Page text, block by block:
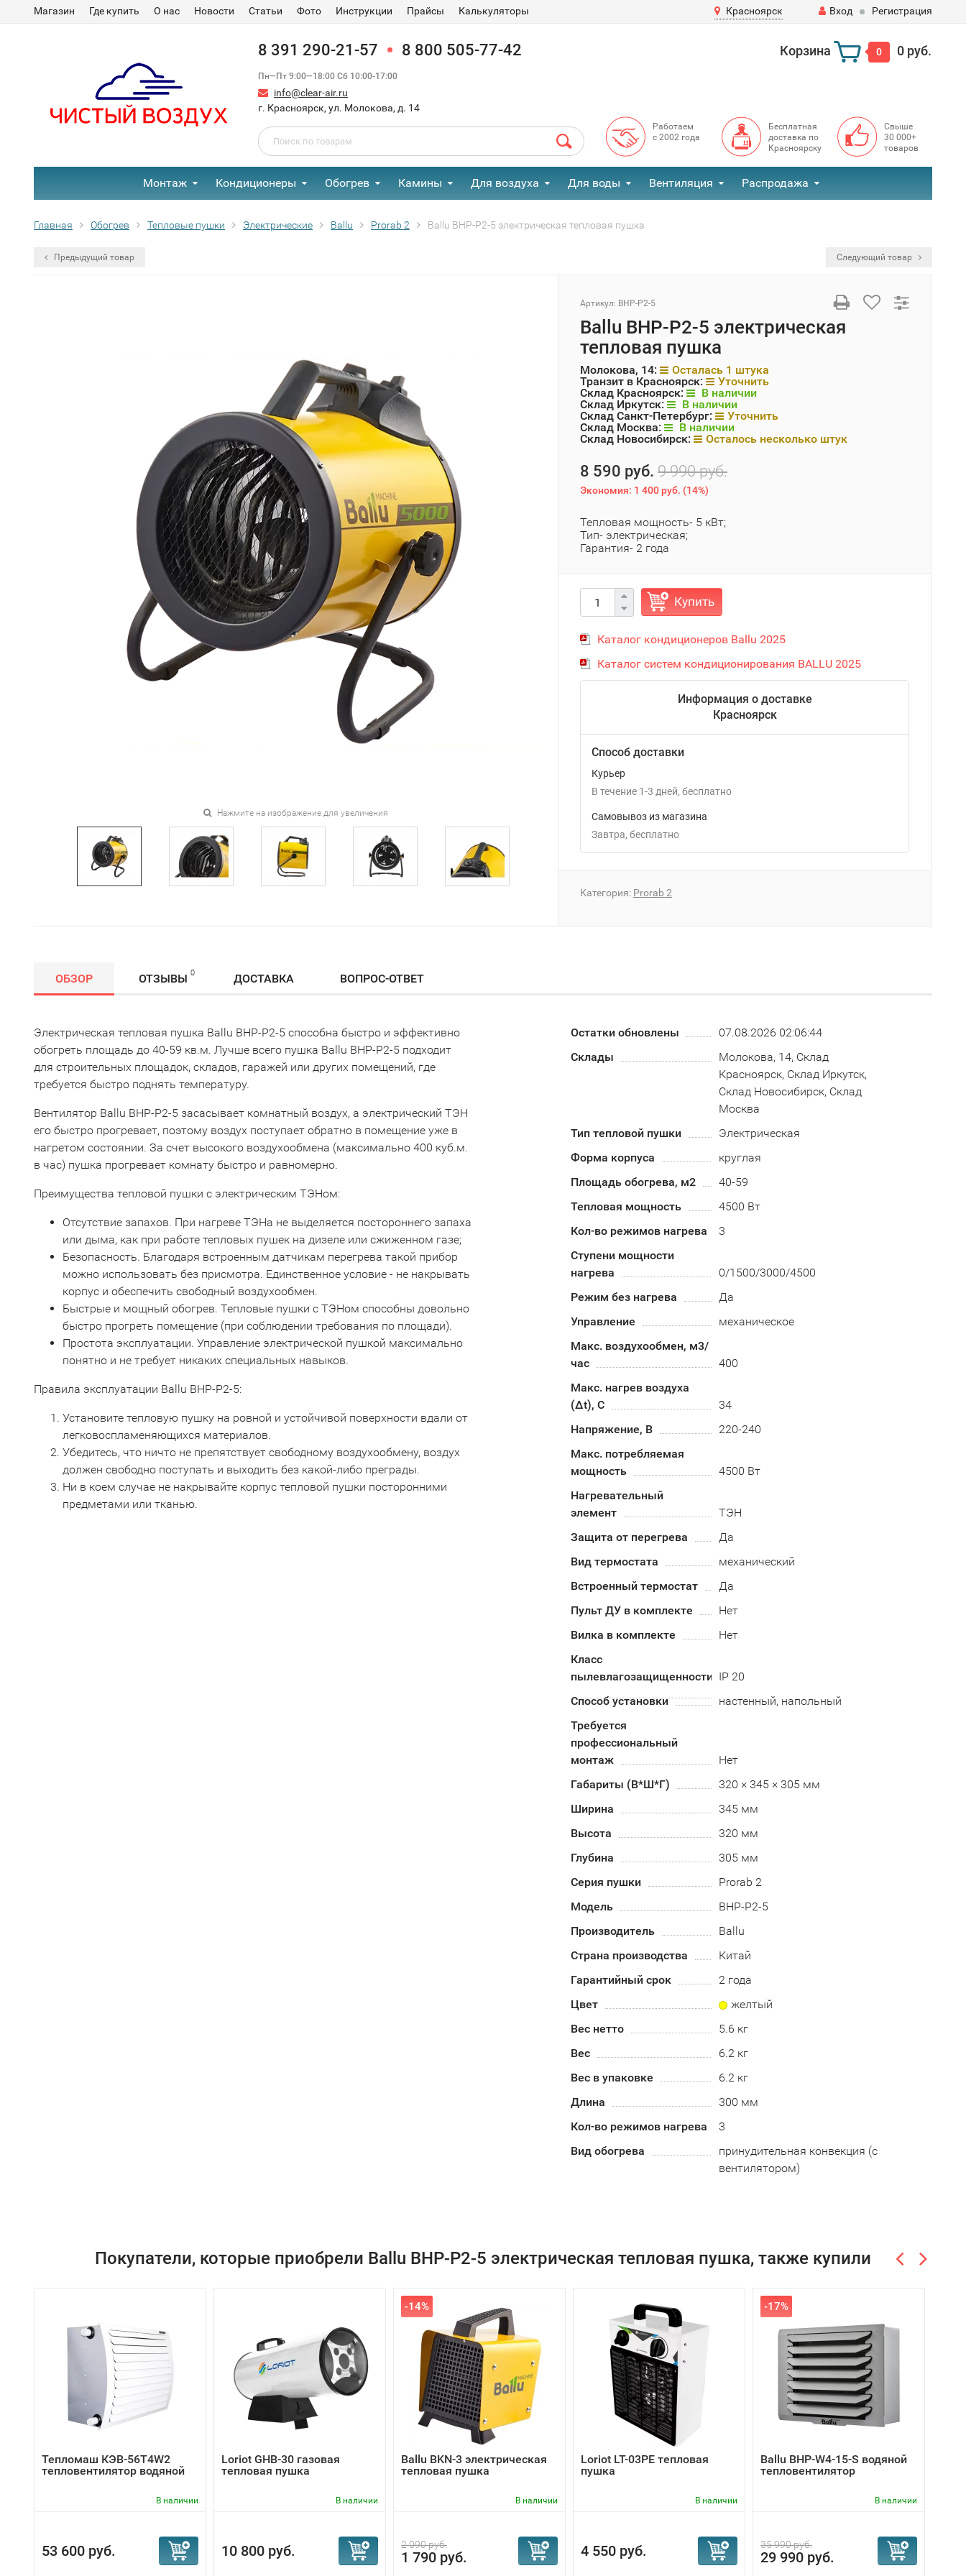
Магазин Где купить О нас Новости Статьи Фото Инструкции Прайсы Калькуляторы Красноярск Вход Регистрация
8 391 290-21-57 8 800 505-77-42
Пн—Пт 9:00—18:00 Сб 10:00-17:00
info@clear-air.ru
г. Красноярск, ул. Молокова, д. 14
Корзина 0 0 руб.
Работаем
с 2002 года
Бесплатная
доставка по
Красноярску
Свыше
30 000+
товаров
Монтаж Кондиционеры Обогрев Камины Для воздуха Для воды Вентиляция Распродажа
Главная Обогрев Тепловые пушки Электрические Ballu Prorab 2 Ballu BНР-P2-5 электрическая тепловая пушка
Предыдущий товар Следующий товар
Нажмите на изображение для увеличения
Артикул: BHP-P2-5
Ballu BНР-P2-5 электрическая
тепловая пушка
Молокова, 14:
Осталась 1 штука
Транзит в Красноярск:
Уточнить
Склад Красноярск:
В наличии
Склад Иркутск:
В наличии
Склад Санкт-Петербург:
Уточнить
Склад Москва:
В наличии
Склад Новосибирск:
Осталось несколько штук
8 590 руб. 9 990 руб.
Экономия: 1 400 руб. (14%)
Тепловая мощность- 5 кВт;
Тип- электрическая;
Гарантия- 2 года
Купить
Каталог кондиционеров Ballu 2025
Каталог систем кондиционирования BALLU 2025
Информация о доставке
Красноярск
Способ доставки
Курьер
В течение 1-3 дней Бесплатно
Самовывоз из магазина
Завтра
Бесплатно
Категория: Prorab 2
ОБЗОР ОТЗЫВЫ 0 ДОСТАВКА ВОПРОС-ОТВЕТ
Электрическая тепловая пушка Ballu BHP-P2-5 способна быстро и эффективно
обогреть площадь до 40-59 кв.м. Лучше всего пушка Ballu BHP-P2-5 подходит
для строительных площадок, складов, гаражей или других помещений, где
требуется быстро поднять температуру.
Вентилятор Ballu BHP-P2-5 засасывает комнатный воздух, а электрический ТЭН
его быстро прогревает, поэтому воздух поступает обратно в помещение уже в
нагретом состоянии. За счет высокого воздухообмена (максимально 400 куб.м.
в час) пушка прогревает комнату быстро и равномерно.
Преимущества тепловой пушки с электрическим ТЭНом:
Отсутствие запахов. При нагреве ТЭНа не выделяется постороннего запаха
или дыма, как при работе тепловых пушек на дизеле или сжиженном газе;
Безопасность. Благодаря встроенным датчикам перегрева такой прибор
можно использовать без присмотра. Единственное условие - не накрывать
корпус и обеспечить свободный воздухообмен.
Быстрые и мощный обогрев. Тепловые пушки с ТЭНом способны довольно
быстро прогреть помещение (при соблюдении требования по площади).
Простота эксплуатации. Управление электрической пушкой максимально
понятно и не требует никаких специальных навыков.
Правила эксплуатации Ballu BHP-P2-5:
Установите тепловую пушку на ровной и устойчивой поверхности вдали от
легковоспламеняющихся материалов.
Убедитесь, что ничто не препятствует свободному воздухообмену, воздух
должен свободно поступать и выходить без какой-либо преграды.
Ни в коем случае не накрывайте корпус тепловой пушки посторонними
предметами или тканью.
Остатки обновлены
07.08.2026 02:06:44
Склады
Молокова, 14, Склад
Красноярск, Склад Иркутск,
Склад Новосибирск, Склад
Москва
Тип тепловой пушки
Электрическая
Форма корпуса
круглая
Площадь обогрева, м2
40-59
Тепловая мощность
4500 Вт
Кол-во режимов нагрева
3
Ступени мощности
нагрева
0/1500/3000/4500
Режим без нагрева
Да
Управление
механическое
Макс. воздухообмен, м3/
час
400
Макс. нагрев воздуха
(Δt), C
34
Напряжение, В
220-240
Макс. потребляемая
мощность
4500 Вт
Нагревательный
элемент
ТЭН
Защита от перегрева
Да
Вид термостата
механический
Встроенный термостат
Да
Пульт ДУ в комплекте
Нет
Вилка в комплекте
Нет
Класс
пылевлагозащищенности IP 20
Способ установки
настенный, напольный
Требуется
профессиональный
монтаж
Нет
Габариты (В*Ш*Г)
320 × 345 × 305 мм
Ширина
345 мм
Высота
320 мм
Глубина
305 мм
Серия пушки
Prorab 2
Модель
BНР-P2-5
Производитель
Ballu
Страна производства
Китай
Гарантийный срок
2 года
Цвет
желтый
Вес нетто
5.6 кг
Вес
6.2 кг
Вес в упаковке
6.2 кг
Длина
300 мм
Кол-во режимов нагрева
3
Вид обогрева
принудительная конвекция (с
вентилятором)
Покупатели, которые приобрели Ballu BНР-P2-5 электрическая тепловая пушка, также купили
Тепломаш КЭВ-56T4W2
тепловентилятор водяной
В наличии
53 600 руб.
Loriot GHB-30 газовая
тепловая пушка
В наличии
10 800 руб.
-14%
Ballu BKN-3 электрическая
тепловая пушка
В наличии
2 090 руб.
1 790 руб.
Loriot LT-03PE тепловая
пушка
В наличии
4 550 руб.
-17%
Ballu BHP-W4-15-S водяной
тепловентилятор
В наличии
35 990 руб.
29 990 руб.